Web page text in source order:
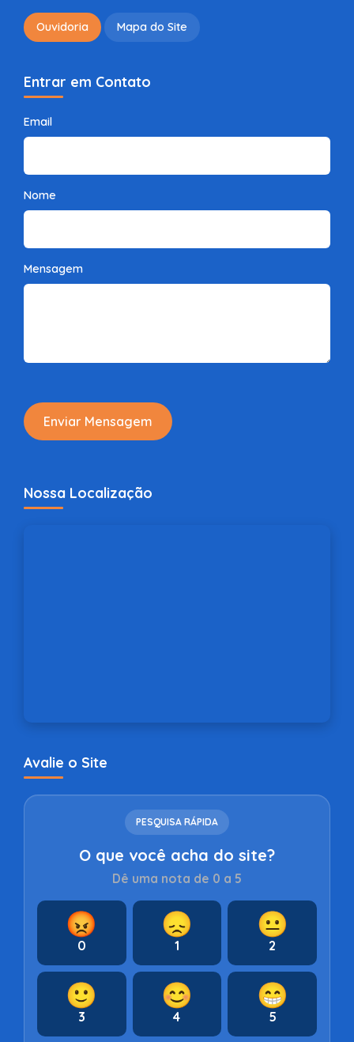
Ouvidoria Mapa do Site
Entrar em Contato
Email
Nome
Mensagem
Enviar Mensagem
Nossa Localização
Avalie o Site
PESQUISA RÁPIDA
O que você acha do site?
Dê uma nota de 0 a 5
😡
0
😞
1
😐
2
🙂
3
😊
4
😁
5